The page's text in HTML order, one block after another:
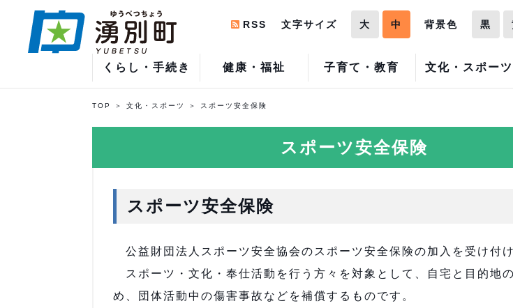
くらし・手続き 健康・福祉 子育て・教育 文化・スポーツ
RSS 文字サイズ 大 中 背景色 黒
TOP 文化・スポーツ スポーツ安全保険
スポーツ安全保険
スポーツ安全保険
公益財団法人スポーツ安全協会のスポーツ安全保険の加入を受け付け
スポーツ・文化・奉仕活動を行う方々を対象として、自宅と目的地
め、団体活動中の傷害事故などを補償するものです。